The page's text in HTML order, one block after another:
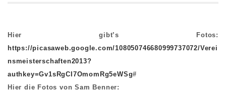
Hier gibt’s Fotos:
https://picasaweb.google.com/108050746680999737072/Verei
nsmeisterschaften2013?
authkey=Gv1sRgCI7OmomRg5eWSg#
Hier die Fotos von Sam Benner: